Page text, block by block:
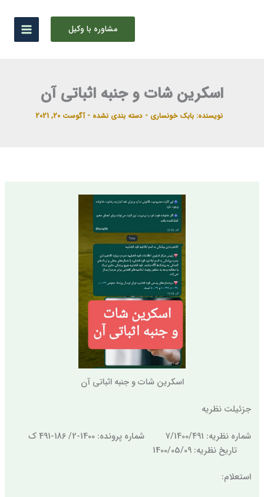
مشاوره با وکیل
اسکرین شات و جنبه اثباتی آن
نویسنده: بابک خونساری - دسته بندی نشده -آگوست 20, 2021
اسکرین شات و جنبه اثباتی آن
جزئیلت نظریه
شماره نظریه: 7/1400/491 شماره پرونده: 1400-2/ 186-491 ک
تاریخ نظریه: 1400/05/09
استعلام: